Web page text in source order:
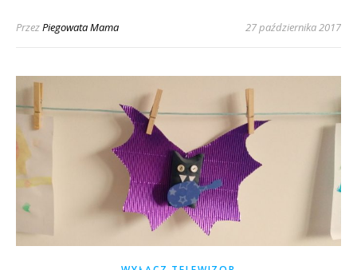
PrzezPiegowata Mama 27 października 2017